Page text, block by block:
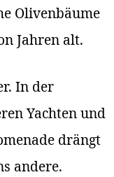
Olivenbäume
Jahren alt.
In der
Yachten und
drängt
andere.